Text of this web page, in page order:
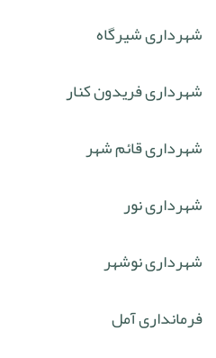
شهرداری شیرگاه
شهرداری فریدون کنار
شهرداری قائم شهر
شهرداری نور
شهرداری نوشهر
فرمانداری آمل